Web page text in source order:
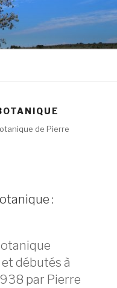
de Pierre
:
débutés à
par Pierre